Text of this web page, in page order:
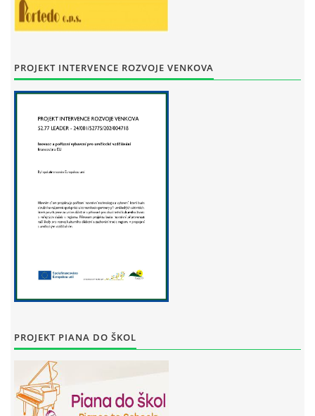
© 2026 eStránky.cz |Tisk|Aktualizováno: 29. 7. 2026
PROJEKT INTERVENCE ROZVOJE VENKOVA
PROJEKT PIANA DO ŠKOL